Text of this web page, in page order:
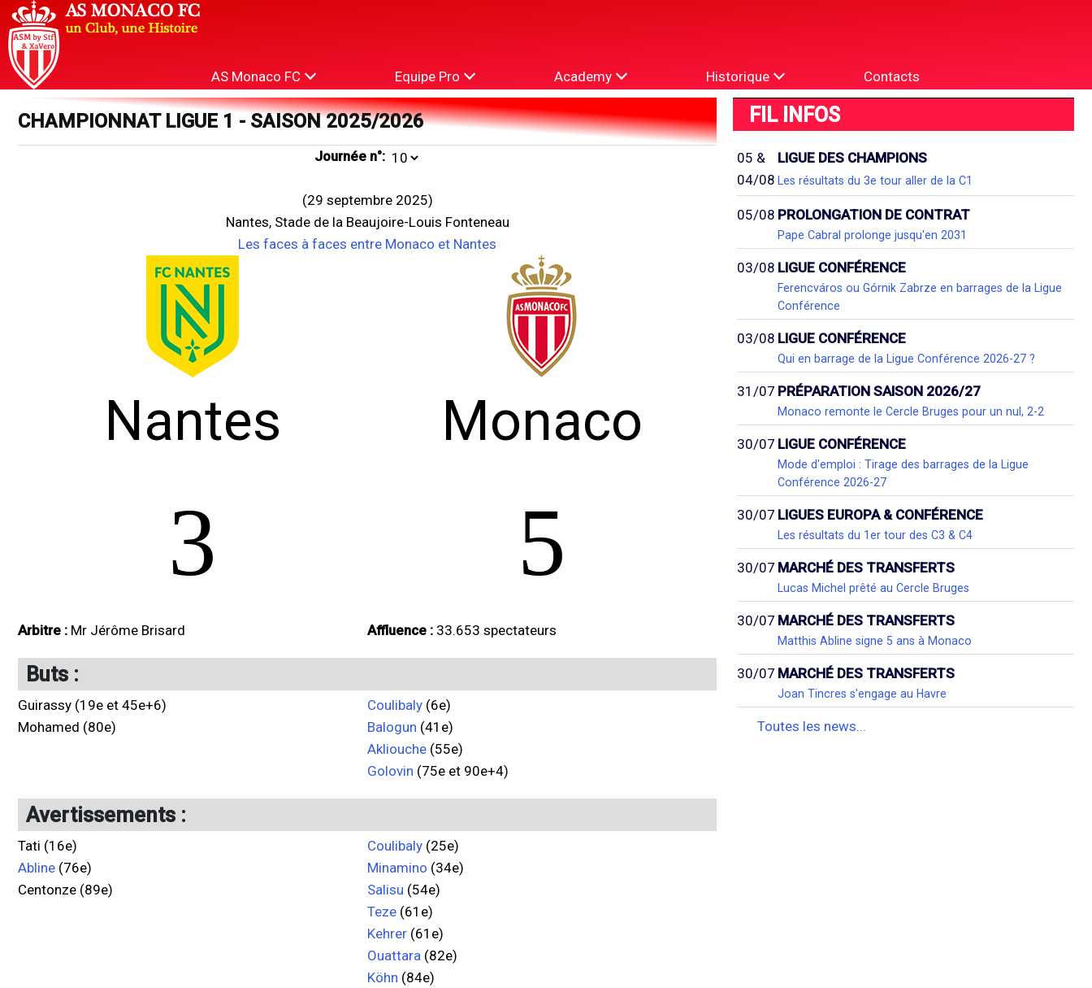
AS Monaco FC Equipe Pro Academy Historique Contacts
CHAMPIONNAT LIGUE 1 - SAISON 2025/2026
Journée n°:
(29 septembre 2025)
Nantes, Stade de la Beaujoire-Louis Fonteneau
Les faces à faces entre Monaco et Nantes
Nantes Monaco
3 5
Arbitre : Mr Jérôme Brisard Affluence : 33.653 spectateurs
Buts :
Guirassy (19e et 45e+6)
Mohamed (80e)
Coulibaly (6e)
Balogun (41e)
Akliouche (55e)
Golovin (75e et 90e+4)
Avertissements :
Tati (16e)
Abline (76e)
Centonze (89e)
Coulibaly (25e)
Minamino (34e)
Salisu (54e)
Teze (61e)
Kehrer (61e)
Ouattara (82e)
Köhn (84e)
FIL INFOS
05 &
04/08
LIGUE DES CHAMPIONS
Les résultats du 3e tour aller de la C1
05/08 PROLONGATION DE CONTRAT
Pape Cabral prolonge jusqu'en 2031
03/08 LIGUE CONFÉRENCE
Ferencváros ou Górnik Zabrze en barrages de la Ligue
Conférence
03/08 LIGUE CONFÉRENCE
Qui en barrage de la Ligue Conférence 2026-27 ?
31/07 PRÉPARATION SAISON 2026/27
Monaco remonte le Cercle Bruges pour un nul, 2-2
30/07 LIGUE CONFÉRENCE
Mode d'emploi : Tirage des barrages de la Ligue
Conférence 2026-27
30/07 LIGUES EUROPA & CONFÉRENCE
Les résultats du 1er tour des C3 & C4
30/07 MARCHÉ DES TRANSFERTS
Lucas Michel prêté au Cercle Bruges
30/07 MARCHÉ DES TRANSFERTS
Matthis Abline signe 5 ans à Monaco
30/07 MARCHÉ DES TRANSFERTS
Joan Tincres s'engage au Havre
Toutes les news...